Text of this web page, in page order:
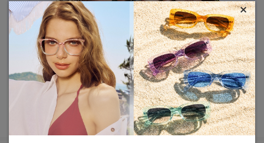
MOSTRAR MÁS
×